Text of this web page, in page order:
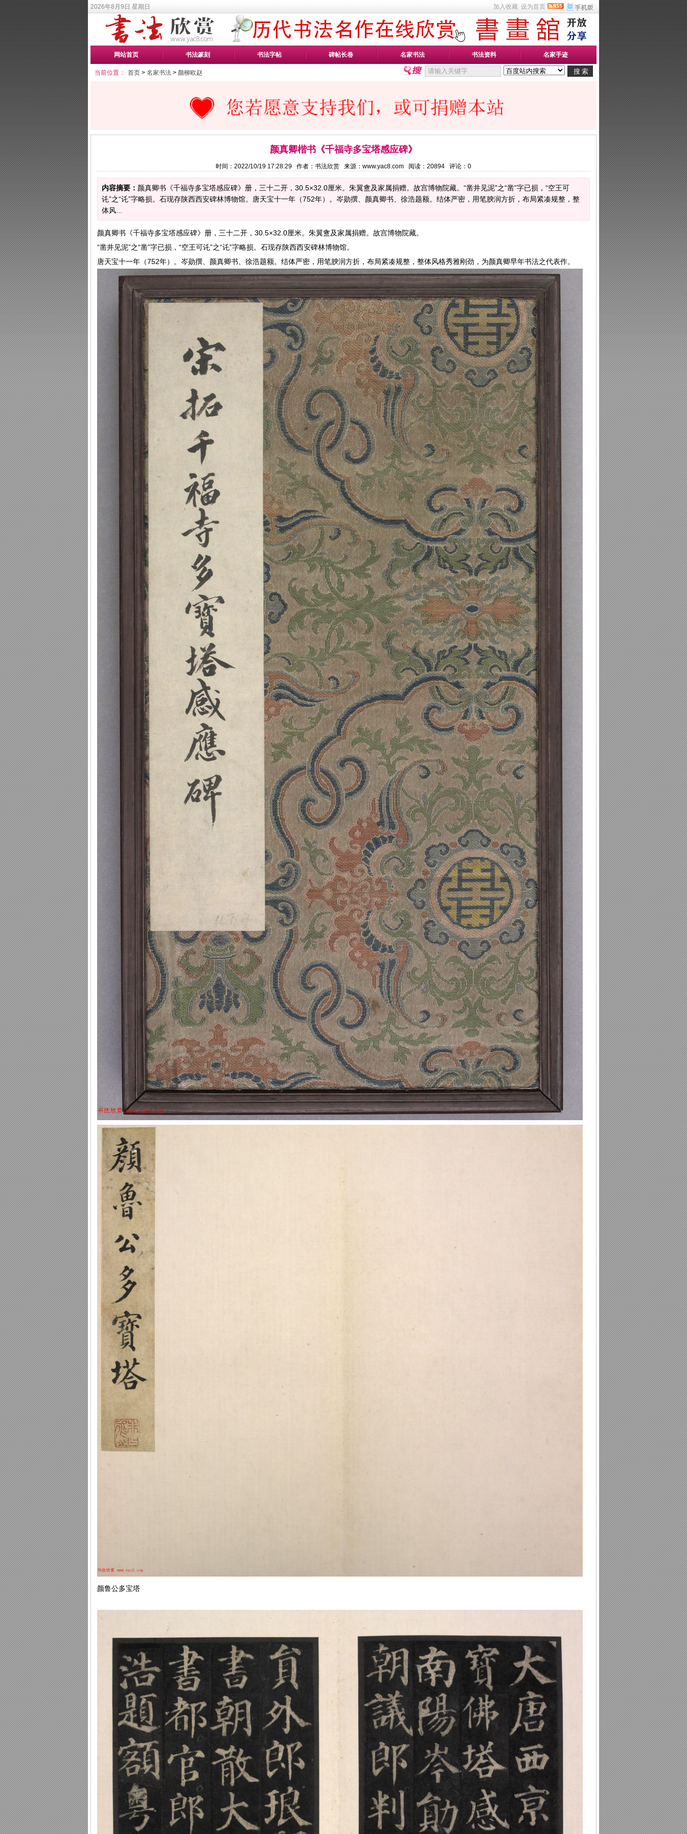
2026年8月9日 星期日 加入收藏 设为首页
网站首页 书法篆刻 书法字帖 碑帖长卷 名家书法 书法资料 名家手迹
当前位置： 首页 > 名家书法 > 颜柳欧赵
颜真卿楷书《千福寺多宝塔感应碑》
时间：2022/10/19 17:28:29 作者：书法欣赏 来源：www.yac8.com 阅读： 20894 评论： 0
内容摘要： 颜真卿书《千福寺多宝塔感应碑》册，三十二开，30.5×32.0厘米。朱翼盦及家属捐赠。故宫博物院藏。“凿井见泥”之“凿”字已损，“空王可
讬”之“讬”字略损。石现存陕西西安碑林博物馆。唐天宝十一年（752年）。岑勋撰、颜真卿书、徐浩题额。结体严密，用笔腴润方折，布局紧凑规整，整
体风...
颜真卿书《千福寺多宝塔感应碑》册，三十二开，30.5×32.0厘米。朱翼盦及家属捐赠。故宫博物院藏。
“凿井见泥”之“凿”字已损，“空王可讬”之“讬”字略损。石现存陕西西安碑林博物馆。
唐天宝十一年（752年）。岑勋撰、颜真卿书、徐浩题额。结体严密，用笔腴润方折，布局紧凑规整，整体风格秀雅刚劲，为颜真卿早年书法之代表作。
颜鲁公多宝塔